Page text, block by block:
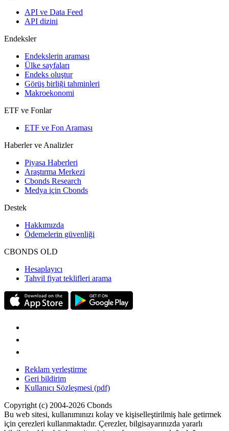
API ve Data Feed
API dizini
Endeksler
Endekslerin araması
Ülke sayfaları
Endeks oluştur
Görüş birliği tahminleri
Makroekonomi
ETF ve Fonlar
ETF ve Fon Araması
Haberler ve Analizler
Piyasa Haberleri
Araştırma Merkezi
Cbonds Research
Medya için Cbonds
Destek
Hakkımızda
Ödemelerin güvenliği
CBONDS OLD
Hesaplayıcı
Tahvil fiyat teklifleri arama
Reklam yerleştirme
Geri bildirim
Kullanıcı Sözleşmesi (pdf)
Copyright (c) 2004-2026 Cbonds
Bu web sitesi, kullanımınızı kolay ve kişiselleştirilmiş hale getirmek
için çerezleri kullanmaktadır. Çerezler, bilgisayarınızda yararlı